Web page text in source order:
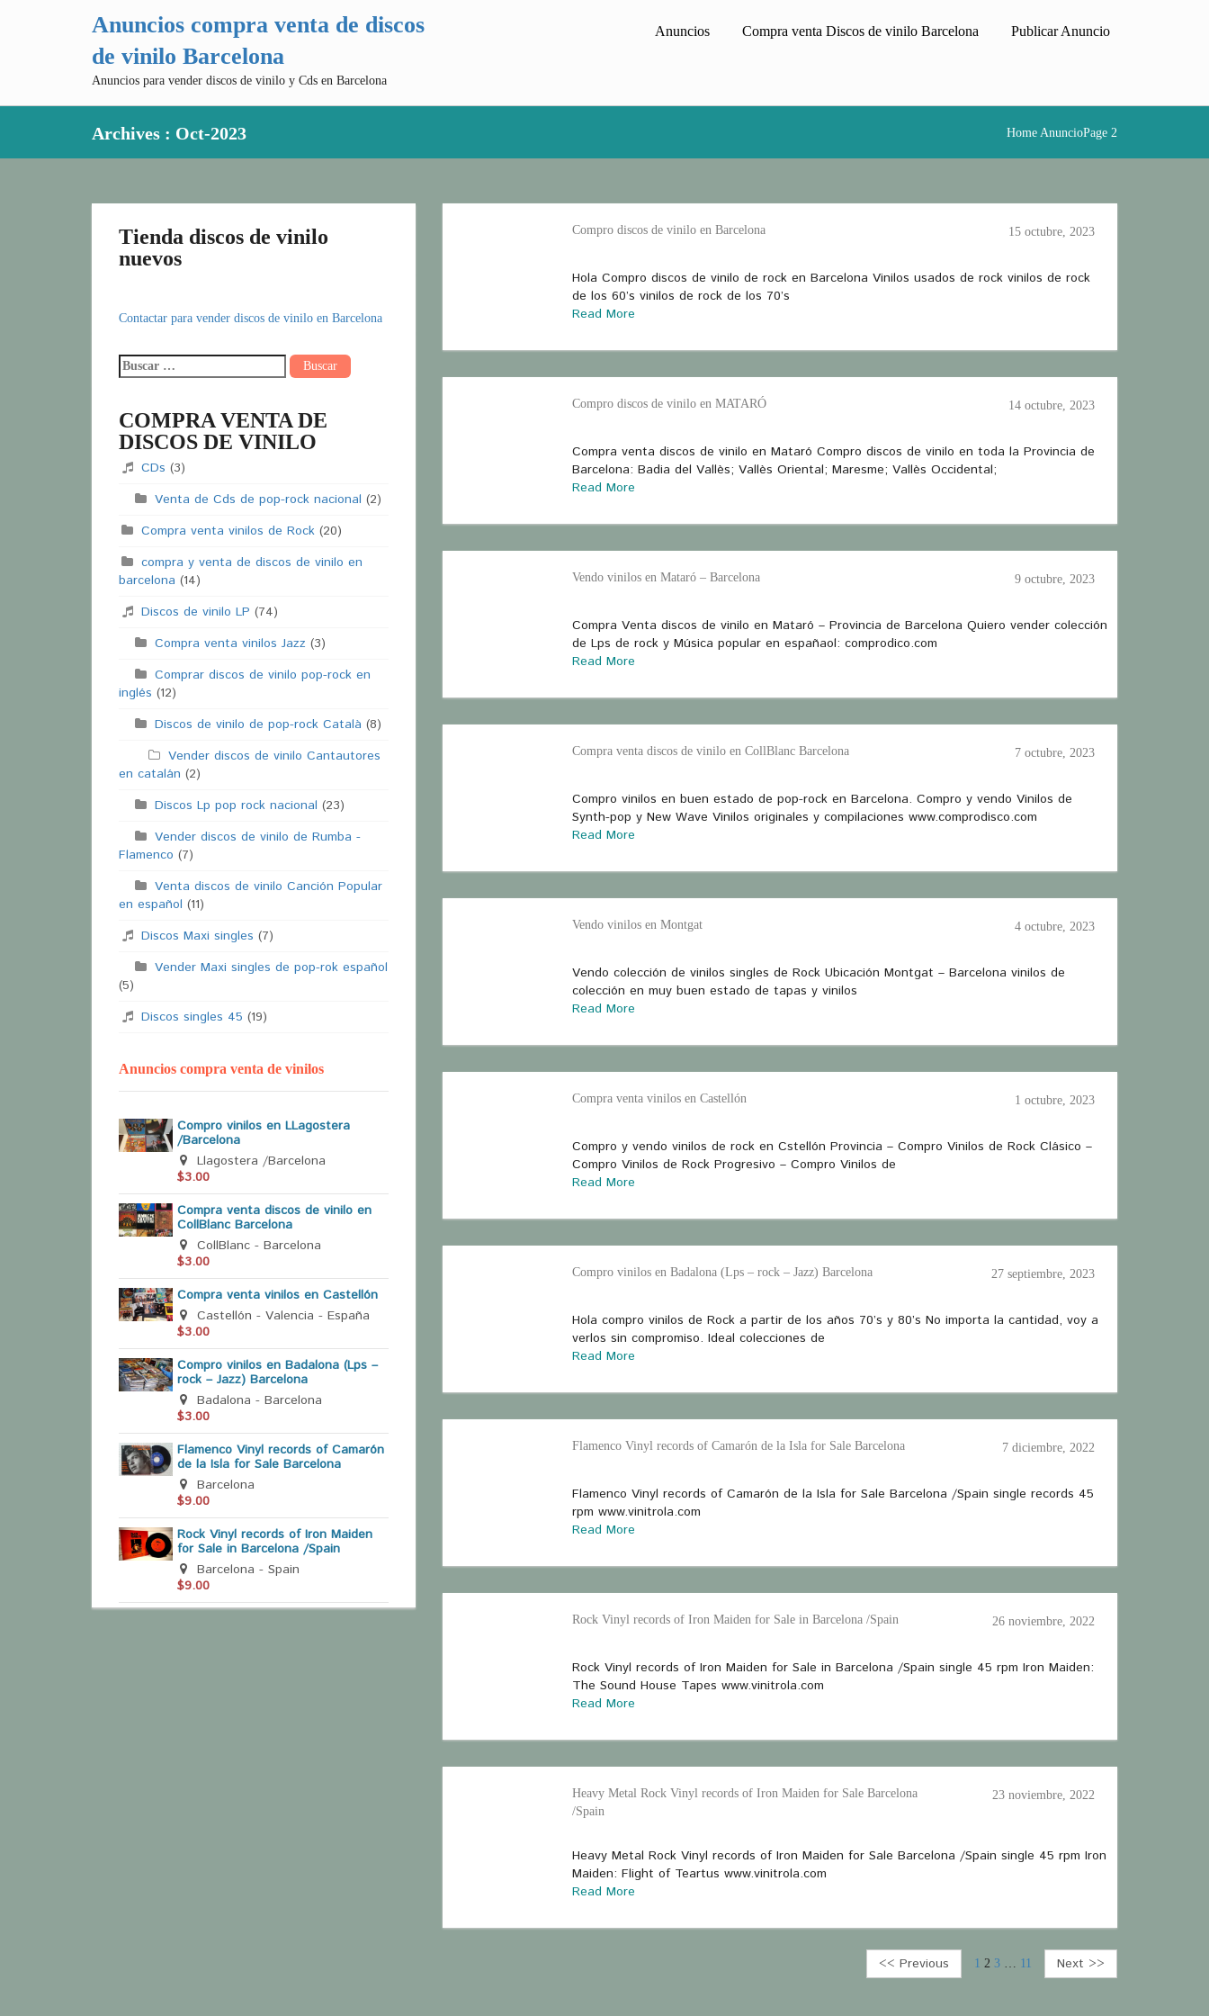
Anuncios compra venta de discos
de vinilo Barcelona
Anuncios para vender discos de vinilo y Cds en Barcelona
Anuncios Compra venta Discos de vinilo Barcelona Publicar Anuncio
Archives : Oct-2023 Home AnuncioPage 2
Tienda discos de vinilo
nuevos
Contactar para vender discos de vinilo en Barcelona
COMPRA VENTA DE
DISCOS DE VINILO
CDs (3)
Venta de Cds de pop-rock nacional (2)
Compra venta vinilos de Rock(20)
compra y venta de discos de vinilo en
barcelona (14)
Discos de vinilo LP (74)
Compra venta vinilos Jazz (3)
Comprar discos de vinilo pop-rock en
inglés (12)
Discos de vinilo de pop-rock Català (8)
Vender discos de vinilo Cantautores
en catalán (2)
Discos Lp pop rock nacional (23)
Vender discos de vinilo de Rumba -
Flamenco (7)
Venta discos de vinilo Canción Popular
en español (11)
Discos Maxi singles (7)
Vender Maxi singles de pop-rok español
(5)
Discos singles 45 (19)
Anuncios compra venta de vinilos
Compro vinilos en LLagostera
/Barcelona
Llagostera /Barcelona
$3.00
Compra venta discos de vinilo en
CollBlanc Barcelona
CollBlanc - Barcelona
$3.00
Compra venta vinilos en Castellón
Castellón - Valencia - España
$3.00
Compro vinilos en Badalona (Lps –
rock – Jazz) Barcelona
Badalona - Barcelona
$3.00
Flamenco Vinyl records of Camarón
de la Isla for Sale Barcelona
Barcelona
$9.00
Rock Vinyl records of Iron Maiden
for Sale in Barcelona /Spain
Barcelona - Spain
$9.00
Compro discos de vinilo en Barcelona 15 octubre, 2023
Hola Compro discos de vinilo de rock en Barcelona Vinilos usados de rock vinilos de rock
de los 60’s vinilos de rock de los 70’s
Read More
Compro discos de vinilo en MATARÓ 14 octubre, 2023
Compra venta discos de vinilo en Mataró Compro discos de vinilo en toda la Provincia de
Barcelona: Badia del Vallès; Vallès Oriental; Maresme; Vallès Occidental;
Read More
Vendo vinilos en Mataró – Barcelona 9 octubre, 2023
Compra Venta discos de vinilo en Mataró – Provincia de Barcelona Quiero vender colección
de Lps de rock y Música popular en españaol: comprodico.com
Read More
Compra venta discos de vinilo en CollBlanc Barcelona 7 octubre, 2023
Compro vinilos en buen estado de pop-rock en Barcelona. Compro y vendo Vinilos de
Synth-pop y New Wave Vinilos originales y compilaciones www.comprodisco.com
Read More
Vendo vinilos en Montgat 4 octubre, 2023
Vendo colección de vinilos singles de Rock Ubicación Montgat – Barcelona vinilos de
colección en muy buen estado de tapas y vinilos
Read More
Compra venta vinilos en Castellón 1 octubre, 2023
Compro y vendo vinilos de rock en Cstellón Provincia – Compro Vinilos de Rock Clásico –
Compro Vinilos de Rock Progresivo – Compro Vinilos de
Read More
Compro vinilos en Badalona (Lps – rock – Jazz) Barcelona 27 septiembre, 2023
Hola compro vinilos de Rock a partir de los años 70’s y 80’s No importa la cantidad, voy a
verlos sin compromiso. Ideal colecciones de
Read More
Flamenco Vinyl records of Camarón de la Isla for Sale Barcelona 7 diciembre, 2022
Flamenco Vinyl records of Camarón de la Isla for Sale Barcelona /Spain single records 45
rpm www.vinitrola.com
Read More
Rock Vinyl records of Iron Maiden for Sale in Barcelona /Spain 26 noviembre, 2022
Rock Vinyl records of Iron Maiden for Sale in Barcelona /Spain single 45 rpm Iron Maiden:
The Sound House Tapes www.vinitrola.com
Read More
Heavy Metal Rock Vinyl records of Iron Maiden for Sale Barcelona
/Spain
23 noviembre, 2022
Heavy Metal Rock Vinyl records of Iron Maiden for Sale Barcelona /Spain single 45 rpm Iron
Maiden: Flight of Teartus www.vinitrola.com
Read More
<< Previous 1 2 3 … 11 Next >>